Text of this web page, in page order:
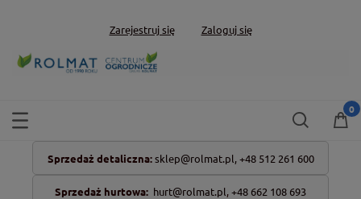
Zarejestruj się Zaloguj się
Sprzedaż detaliczna: sklep@rolmat.pl, +48 512 261 600
Sprzedaż hurtowa: hurt@rolmat.pl,+48 662 108 693